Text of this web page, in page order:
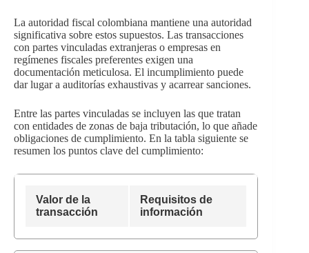
La autoridad fiscal colombiana mantiene una autoridad
significativa sobre estos supuestos. Las transacciones
con partes vinculadas extranjeras o empresas en
regímenes fiscales preferentes exigen una
documentación meticulosa. El incumplimiento puede
dar lugar a auditorías exhaustivas y acarrear sanciones.
Entre las partes vinculadas se incluyen las que tratan
con entidades de zonas de baja tributación, lo que añade
obligaciones de cumplimiento. En la tabla siguiente se
resumen los puntos clave del cumplimiento:
Valor de la
transacción
Requisitos de
información